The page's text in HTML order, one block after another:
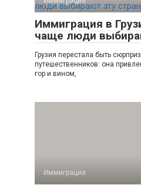
Иммиграция в
чаще люди
Грузия перестала быть
путешественников: она
гор и вином,
Иммиграция